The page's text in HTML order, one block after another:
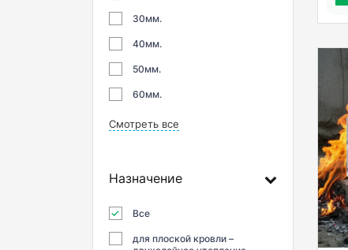
30мм.
40мм.
50мм.
60мм.
Смотреть все
Назначение
Все
для плоской кровли –